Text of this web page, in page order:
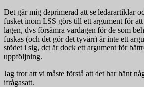
Det gär mig deprimerad att se ledarartiklar
fusket inom LSS görs till ett argument för
lagen, dvs försämra vardagen för de som
fuskas (och det gör det tyvärr) är inte ett
stödet i sig, det är dock ett argument för
uppföljning.
Jag tror att vi måste förstå att det har hänt
ifrågasatt.